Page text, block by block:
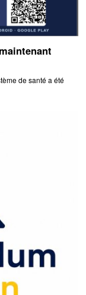
de santé a été